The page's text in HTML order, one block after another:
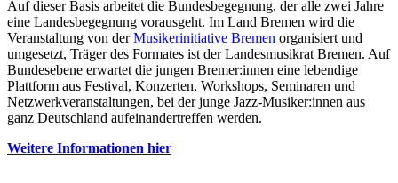
Auf dieser Basis arbeitet die Bundesbegegnung, der alle zwei Jahre
eine Landesbegegnung vorausgeht. Im Land Bremen wird die
Veranstaltung von derMusikerinitiative Bremen organisiert und
umgesetzt, Träger des Formates ist der Landesmusikrat Bremen. Auf
Bundesebene erwartet die jungen Bremer:innen eine lebendige
Plattform aus Festival, Konzerten, Workshops, Seminaren und
Netzwerkveranstaltungen, bei der junge Jazz-Musiker:innen aus
ganz Deutschland aufeinandertreffen werden.
Weitere Informationen hier